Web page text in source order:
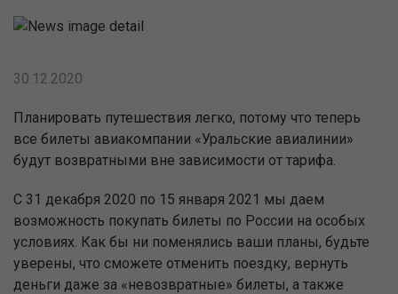
30.12.2020
Планировать путешествия легко, потому что теперь
все билеты авиакомпании «Уральские авиалинии»
будут возвратными вне зависимости от тарифа.
С 31 декабря 2020 по 15 января 2021 мы даем
возможность покупать билеты по России на особых
условиях. Как бы ни поменялись ваши планы, будьте
уверены, что сможете отменить поездку, вернуть
деньги даже за «невозвратные» билеты, а также